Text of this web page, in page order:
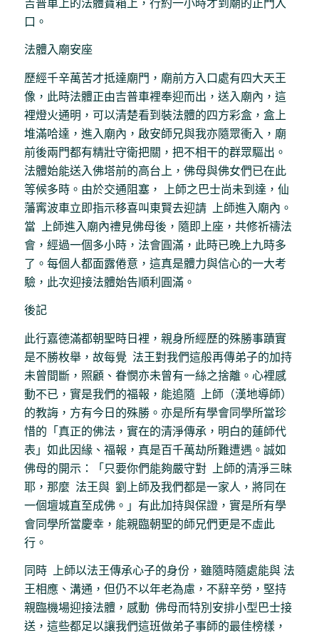
吉普車上的法體寶箱上，行約一小時才到廟的正門入
口。
法體入廟安座
歷經千辛萬苦才抵達廟門，廟前方入口處有四大天王
像，此時法體正由吉普車裡奉迎而出，送入廟內，這
裡燈火通明，可以清楚看到裝法體的四方彩盒，盒上
堆滿哈達，進入廟內，啟安師兄與我亦隨眾衝入，廟
前後兩門都有精壯守衛把關，把不相干的群眾驅出。
法體始能送入佛塔前的高台上，佛母與佛女們已在此
等候多時。由於交通阻塞， 上師之巴士尚未到達，仙
藩寗波車立即指示移喜叫東賢去迎請 上師進入廟內。
當 上師進入廟內禮見佛母後，隨即上座，共修祈禱法
會，經過一個多小時，法會圓滿，此時已晚上九時多
了。每個人都面露倦意，這真是體力與信心的一大考
驗，此次迎接法體始告順利圓滿。
後記
此行嘉德滿都朝聖時日裡，親身所經歷的殊勝事蹟實
是不勝枚舉，故每覺 法王對我們這般再傳弟子的加持
未曾間斷，照顧、眷憫亦未曾有一絲之捨離。心裡感
動不已，實是我們的福報，能追隨 上師（漢地導師）
的教誨，方有今日的殊勝。亦是所有學會同學所當珍
惜的「真正的佛法，實在的清淨傳承，明白的蓮師代
表」如此因緣、福報，真是百千萬劫所難遭遇。誠如
佛母的開示：「只要你們能夠嚴守對 上師的清淨三昧
耶，那麼 法王與 劉上師及我們都是一家人，將同在
一個壇城直至成佛。」有此加持與保證，實是所有學
會同學所當慶幸，能親臨朝聖的師兄們更是不虛此
行。
同時 上師以法王傳承心子的身份，雖隨時隨處能與 法
王相應、溝通，但仍不以年老為慮，不辭辛勞，堅持
親臨機場迎接法體，感動 佛母而特別安排小型巴士接
送，這些都足以讓我們這班做弟子事師的最佳榜樣，